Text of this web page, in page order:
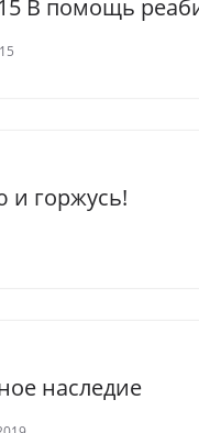
В помощь
горжусь!
наследие